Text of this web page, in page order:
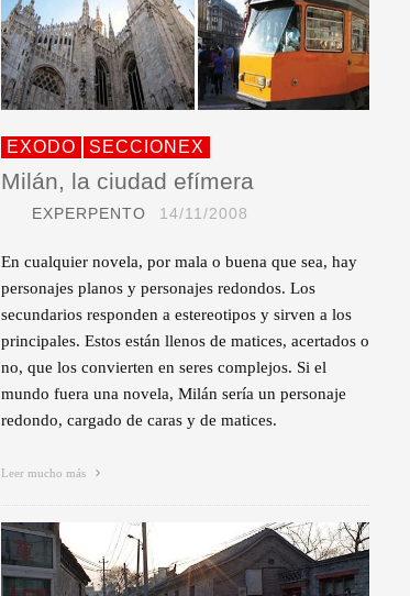
EXODO SECCIONEX
Milán, la ciudad efímera
EXPERPENTO 14/11/2008
En cualquier novela, por mala o buena que sea, hay
personajes planos y personajes redondos. Los
secundarios responden a estereotipos y sirven a los
principales. Estos están llenos de matices, acertados o
no, que los convierten en seres complejos. Si el
mundo fuera una novela, Milán sería un personaje
redondo, cargado de caras y de matices.
Leer mucho más